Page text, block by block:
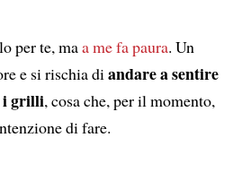
per te, maa me fa paura. Un
e si rischia di andare a sentire
i grilli, cosa che, per il momento,
di fare.